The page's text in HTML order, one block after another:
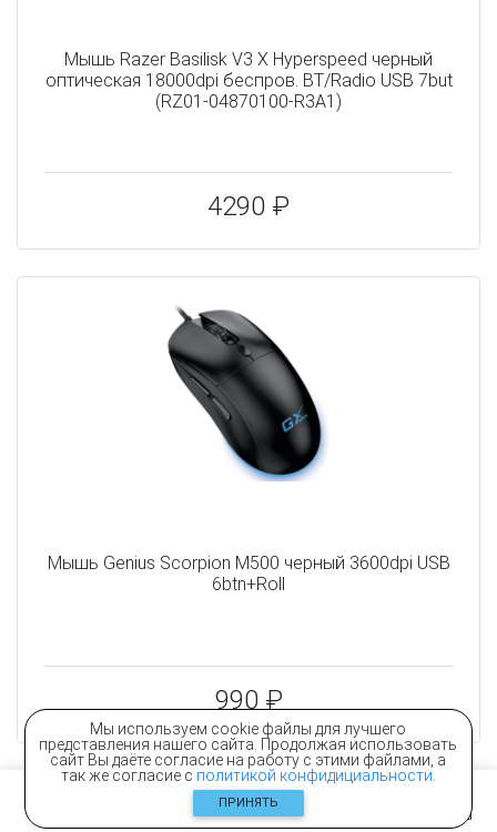
Мы используем cookie файлы для лучшего
представления нашего сайта. Продолжая использовать
сайт Вы даёте согласие на работу с этими файлами, а
так же согласие с политикой конфидициальности
ПРИНЯТЬ
Мышь Razer Basilisk V3 X Hyperspeed черный
оптическая 18000dpi беспров. BT/Radio USB 7but
(RZ01-04870100-R3A1)
4290 ₽
Мышь Genius Scorpion M500 черный 3600dpi USB
6btn+Roll
990 ₽
Контакты Корзина